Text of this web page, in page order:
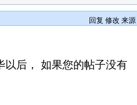
回复 修改 来源
以后， 如果您的帖子没有